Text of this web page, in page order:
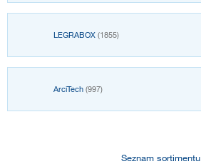
LEGRABOX (1855)
ArciTech (997)
Seznam sortimentu